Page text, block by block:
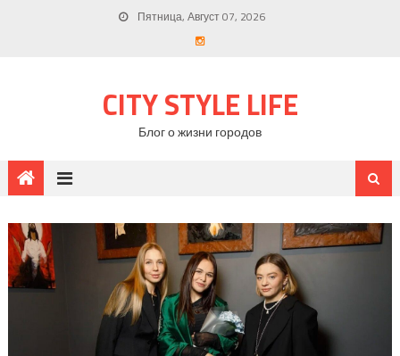
Пятница, Август 07, 2026
CITY STYLE LIFE
Блог о жизни городов